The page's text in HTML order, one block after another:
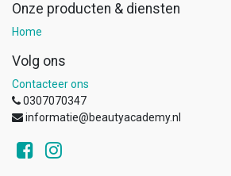
Onze producten & diensten
Home
Volg ons
Contacteer ons
0307070347
informatie@beautyacademy.nl